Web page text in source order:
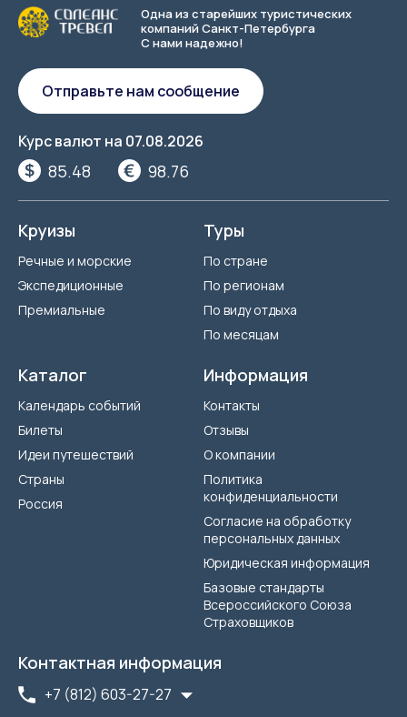
Одна из старейших туристических
компаний Санкт-Петербурга
С нами надежно!
Курс валют на 07.08.2026
85.48 98.76
Отправьте нам сообщение
Круизы
Речные и морские
Экспедиционные
Премиальные
Туры
По стране
По регионам
По виду отдыха
По месяцам
Каталог
Календарь событий
Билеты
Идеи путешествий
Страны
Россия
Информация
Контакты
Отзывы
О компании
Политика
конфиденциальности
Согласие на обработку
персональных данных
Юридическая информация
Базовые стандарты
Всероссийского Союза
Страховщиков
Контактная информация
+7 (812) 603-27-27